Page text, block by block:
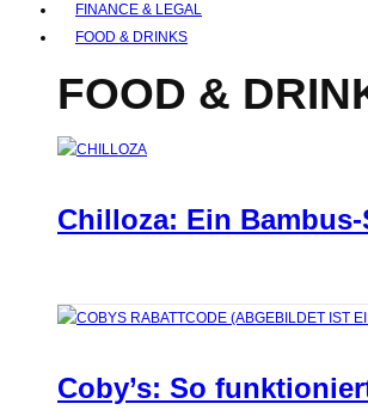
FINANCE & LEGAL
FOOD & DRINKS
FOOD &
Chilloza: Ein
Coby’s: So